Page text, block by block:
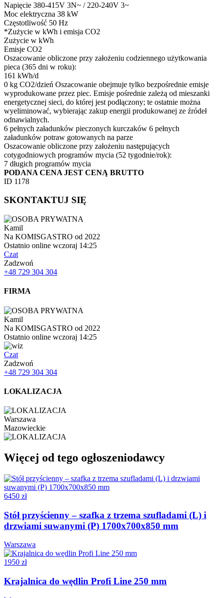
Napięcie 380-415V 3N~ / 220-240V 3~
Moc elektryczna 38 kW
Częstotliwość 50 Hz
*Zużycie w kWh i emisja CO2
Zużycie w kWh
Emisje CO2
Oszacowanie obliczone przy założeniu codziennego użytkowania
pieca (365 dni w roku):
161 kWh/d
0 kg CO2/dzień Oszacowanie obejmuje tylko bezpośrednie emisje
wyprodukowane przez piec. Emisje pośrednie zależą od mieszanki
energetycznej sieci, do której jest podłączony; te ostatnie można
wyeliminować, wybierając zakup energii produkowanej ze źródeł
odnawialnych.
6 pełnych załadunków pieczonych kurczaków 6 pełnych
załadunków potraw gotowanych na parze
Oszacowanie obliczone przy założeniu następujących
cotygodniowych programów mycia (52 tygodnie/rok):
7 długich programów mycia
PODANA CENA JEST CENĄ BRUTTO
ID 1178
SKONTAKTUJ SIĘ
Kamil
Na KOMISGASTRO od 2022
Ostatnio online wczoraj 14:25
Czat
Zadzwoń
+48 729 304 304
FIRMA
Kamil
Na KOMISGASTRO od 2022
Ostatnio online wczoraj 14:25
Czat
Zadzwoń
+48 729 304 304
LOKALIZACJA
Warszawa
Mazowieckie
Więcej od tego ogłoszeniodawcy
6450 zł
Stół przyścienny – szafka z trzema szufladami (L) i
drzwiami suwanymi (P) 1700x700x850 mm
Warszawa
1950 zł
Krajalnica do wędlin Profi Line 250 mm